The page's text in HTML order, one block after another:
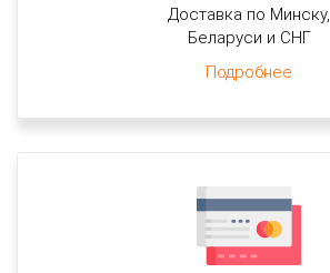
Доставка по Минску,
Беларуси и СНГ
Подробнее